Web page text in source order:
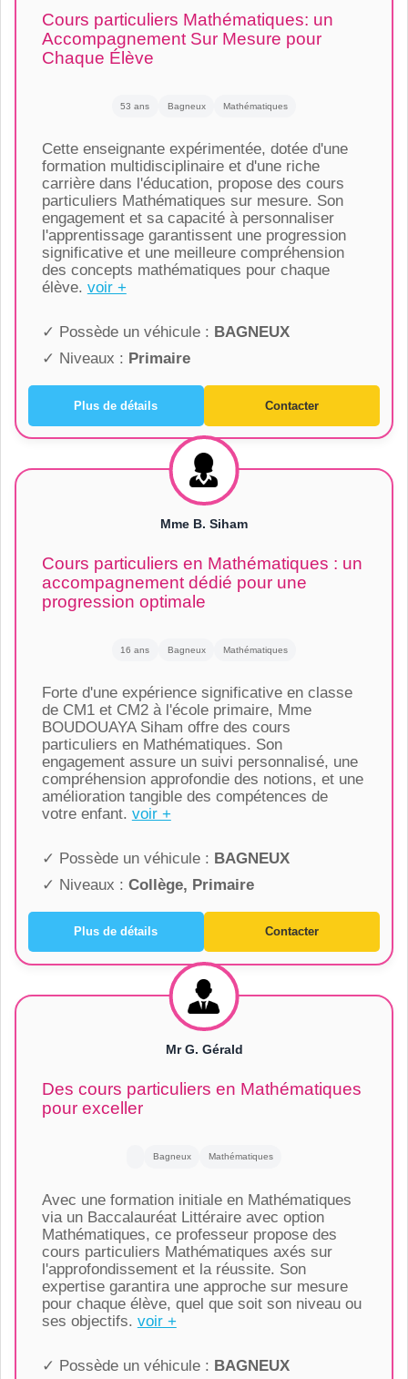
Cours particuliers Mathématiques: un
Accompagnement Sur Mesure pour
Chaque Élève
53 ans Bagneux Mathématiques
Cette enseignante expérimentée, dotée d'une
formation multidisciplinaire et d'une riche
carrière dans l'éducation, propose des cours
particuliers Mathématiques sur mesure. Son
engagement et sa capacité à personnaliser
l'apprentissage garantissent une progression
significative et une meilleure compréhension
des concepts mathématiques pour chaque
élève. voir +
✓ Possède un véhicule : BAGNEUX
✓ Niveaux : Primaire
Plus de détails Contacter
Mme B. Siham
Cours particuliers en Mathématiques : un
accompagnement dédié pour une
progression optimale
16 ans Bagneux Mathématiques
Forte d'une expérience significative en classe
de CM1 et CM2 à l'école primaire, Mme
BOUDOUAYA Siham offre des cours
particuliers en Mathématiques. Son
engagement assure un suivi personnalisé, une
compréhension approfondie des notions, et une
amélioration tangible des compétences de
votre enfant. voir +
✓ Possède un véhicule : BAGNEUX
✓ Niveaux : Collège, Primaire
Plus de détails Contacter
Mr G. Gérald
Des cours particuliers en Mathématiques
pour exceller
Bagneux Mathématiques
Avec une formation initiale en Mathématiques
via un Baccalauréat Littéraire avec option
Mathématiques, ce professeur propose des
cours particuliers Mathématiques axés sur
l'approfondissement et la réussite. Son
expertise garantira une approche sur mesure
pour chaque élève, quel que soit son niveau ou
ses objectifs. voir +
✓ Possède un véhicule : BAGNEUX